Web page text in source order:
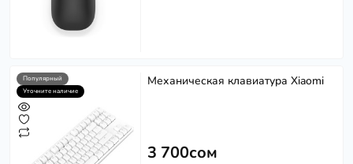
Популярный
Уточните наличие
Механическая клавиатура Xiaomi
3 700сом